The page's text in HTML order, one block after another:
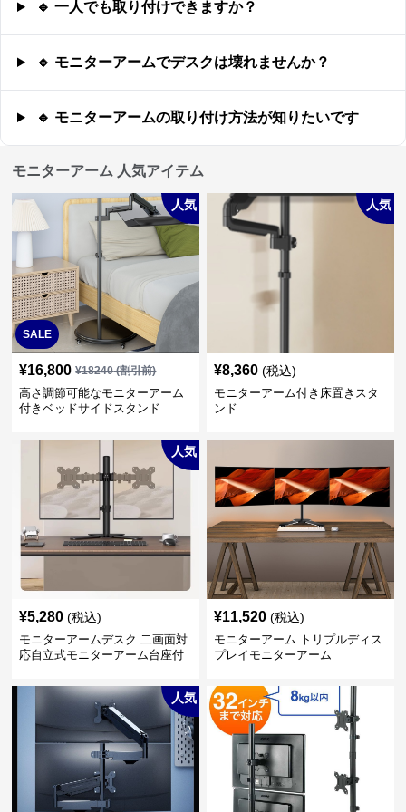
🔹 一人でも取り付けできますか？
🔹 モニターアームでデスクは壊れませんか？
🔹 モニターアームの取り付け方法が知りたいです
モニターアーム 人気アイテム
SALE
人気
¥16,800 ¥18240(割引前)
高さ調節可能なモニターアーム
付きベッドサイドスタンド
人気
¥8,360 (税込)
モニターアーム付き床置きスタ
ンド
人気
¥5,280 (税込)
モニターアームデスク 二画面対
応自立式モニターアーム台座付
¥11,520 (税込)
モニターアーム トリプルディス
プレイモニターアーム
人気